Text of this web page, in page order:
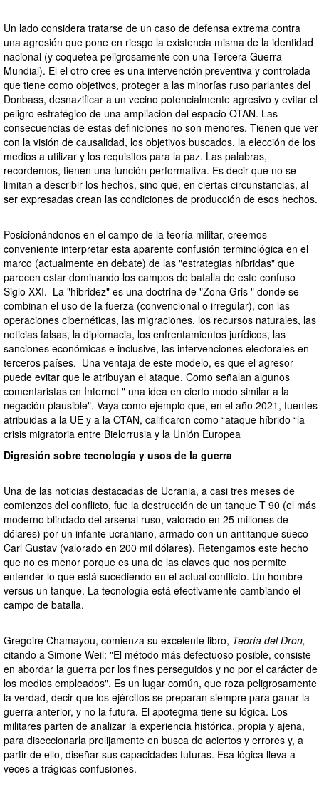
Un lado considera tratarse de un caso de defensa extrema contra
una agresión que pone en riesgo la existencia misma de la identidad
nacional (y coquetea peligrosamente con una Tercera Guerra
Mundial). El el otro cree es una intervención preventiva y controlada
que tiene como objetivos, proteger a las minorías ruso parlantes del
Donbass, desnazificar a un vecino potencialmente agresivo y evitar el
peligro estratégico de una ampliación del espacio OTAN. Las
consecuencias de estas definiciones no son menores. Tienen que ver
con la visión de causalidad, los objetivos buscados, la elección de los
medios a utilizar y los requisitos para la paz. Las palabras,
recordemos, tienen una función performativa. Es decir que no se
limitan a describir los hechos, sino que, en ciertas circunstancias, al
ser expresadas crean las condiciones de producción de esos hechos.
Posicionándonos en el campo de la teoría militar, creemos
conveniente interpretar esta aparente confusión terminológica en el
marco (actualmente en debate) de las "estrategias híbridas" que
parecen estar dominando los campos de batalla de este confuso
Siglo XXI. La "hibridez" es una doctrina de "Zona Gris " donde se
combinan el uso de la fuerza (convencional o irregular), con las
operaciones cibernéticas, las migraciones, los recursos naturales, las
noticias falsas, la diplomacia, los enfrentamientos jurídicos, las
sanciones económicas e inclusive, las intervenciones electorales en
terceros países. Una ventaja de este modelo, es que el agresor
puede evitar que le atribuyan el ataque. Como señalan algunos
comentaristas en Internet " una idea en cierto modo similar a la
negación plausible". Vaya como ejemplo que, en el año 2021, fuentes
atribuidas a la UE y a la OTAN, calificaron como “ataque híbrido “la
crisis migratoria entre Bielorrusia y la Unión Europea
Digresión sobre tecnología y usos de la guerra
Una de las noticias destacadas de Ucrania, a casi tres meses de
comienzos del conflicto, fue la destrucción de un tanque T 90 (el más
moderno blindado del arsenal ruso, valorado en 25 millones de
dólares) por un infante ucraniano, armado con un antitanque sueco
Carl Gustav (valorado en 200 mil dólares). Retengamos este hecho
que no es menor porque es una de las claves que nos permite
entender lo que está sucediendo en el actual conflicto. Un hombre
versus un tanque. La tecnología está efectivamente cambiando el
campo de batalla.
Gregoire Chamayou, comienza su excelente libro, Teoría del Dron,
citando a Simone Weil: "El método más defectuoso posible, consiste
en abordar la guerra por los fines perseguidos y no por el carácter de
los medios empleados". Es un lugar común, que roza peligrosamente
la verdad, decir que los ejércitos se preparan siempre para ganar la
guerra anterior, y no la futura. El apotegma tiene su lógica. Los
militares parten de analizar la experiencia histórica, propia y ajena,
para diseccionarla prolijamente en busca de aciertos y errores y, a
partir de ello, diseñar sus capacidades futuras. Esa lógica lleva a
veces a trágicas confusiones.